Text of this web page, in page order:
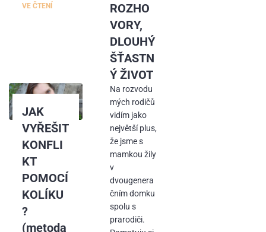
VE ČTENÍ
ROZHO
VORY,
DLOUHÝ
ŠŤASTN
Ý ŽIVOT
Na rozvodu
mých rodičů
vidím jako
největší plus,
že jsme s
mamkou žily
v
dvougenera
čním domku
spolu s
prarodiči.
JAK
VYŘEŠIT
KONFLI
KT
POMOCÍ
KOLÍKU
?
(metoda